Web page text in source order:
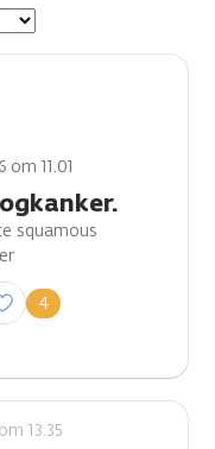
11.01
squamous
4
een
13.35